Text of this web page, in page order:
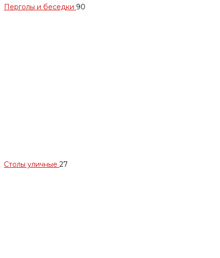
Перголы и беседки 90
Столы уличные 27